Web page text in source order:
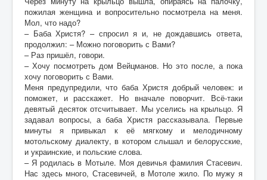
пожилая женщина и вопросительно посмотрела на меня.
Мол, что надо?
– Баба Христя? – спросил я и, не дождавшись ответа,
продолжил: – Можно поговорить с Вами?
– Раз пришёл, говори.
– Хочу посмотреть дом Вейцманов. Но это после, а пока
хочу поговорить с Вами.
Меня предупредили, что баба Христя добрый человек: и
поможет, и расскажет. Но вначале поворчит. Всё-таки
девятый десяток отсчитывает. Мы уселись на крыльцо. Я
задавал вопросы, а баба Христя рассказывала. Первые
минуты я привыкал к её мягкому и мелодичному
мотольскому диалекту, в котором слышал и белорусские,
и украинские, и польские слова.
– Я родилась в Мотыле. Моя девичья фамилия Стасевич.
Нас здесь много, Стасевичей, в Мотоле жило. По мужу я